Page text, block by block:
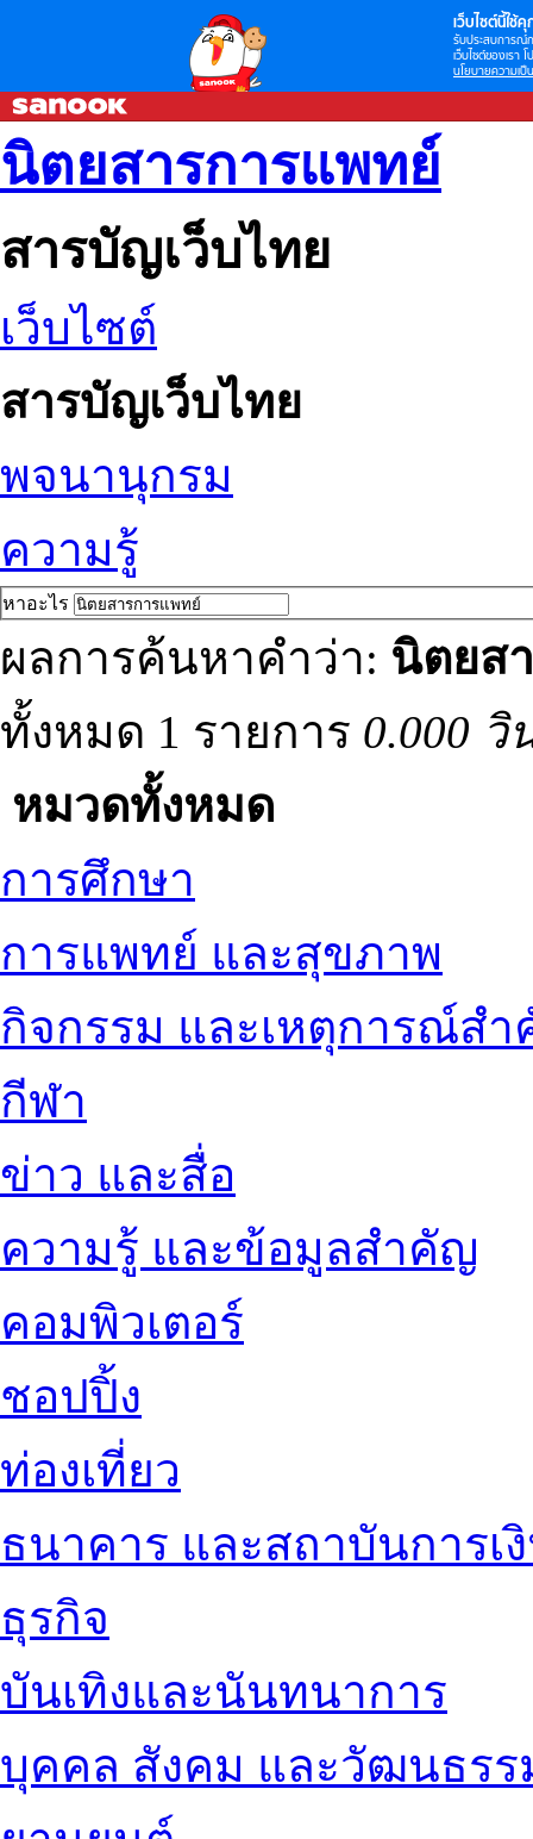
เว็บไซต์นี้ใช้คุ
รับประสบการณ์
เว็บไซต์ของเรา
นโยบายความเป็
นิตยสารการแพทย์
สารบัญเว็บไทย
เว็บไซต์
สารบัญเว็บไทย
พจนานุกรม
ความรู้
หาอะไร
ผลการค้นหาคำว่า: นิตยส
ทั้งหมด 1 รายการ 0.000 วิ
หมวดทั้งหมด
การศึกษา
การแพทย์ และสุขภาพ
กิจกรรม และเหตุการณ์ส
กีฬา
ข่าว และสื่อ
ความรู้ และข้อมูลสำคัญ
คอมพิวเตอร์
ชอปปิ้ง
ท่องเที่ยว
ธนาคาร และสถาบันการเ
ธุรกิจ
บันเทิงและนันทนาการ
บุคคล สังคม และวัฒนธรร